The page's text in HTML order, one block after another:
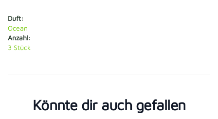
Duft:
Ocean
Anzahl:
3 Stück
Könnte dir auch gefallen